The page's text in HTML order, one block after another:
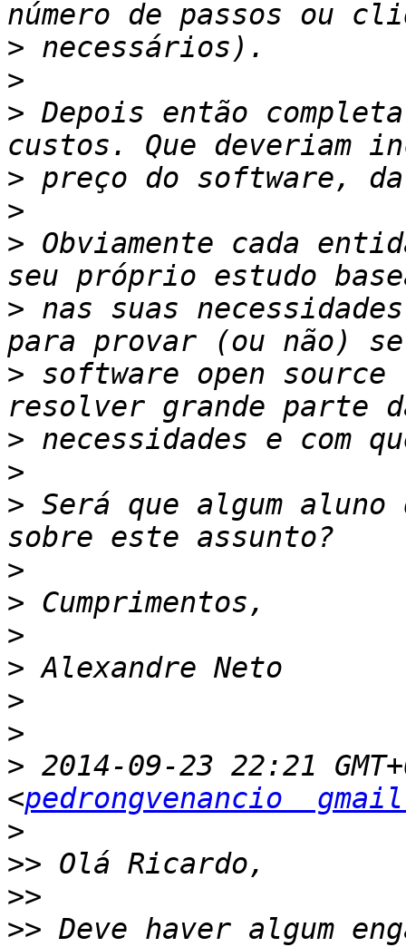
>
>
> Depois então
>
>
> Obviamente cada
> nas suas
> software open source
>
>
> Será que algum
>
>
>
>
>
>
> 2014-09-23 22:21
<pedrongvenancio
>
>>
>>
>> Deve haver algum